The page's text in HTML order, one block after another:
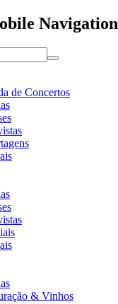
Navigation
de Concertos
& Vinhos